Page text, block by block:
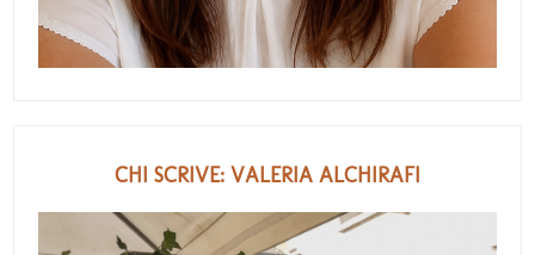
CHI SCRIVE: VALERIA ALCHIRAFI